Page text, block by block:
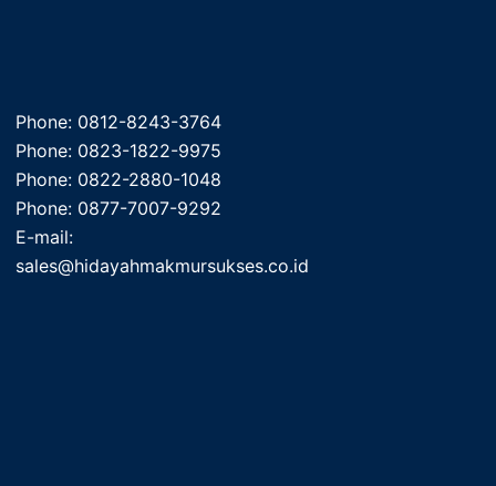
Phone: 0812-8243-3764
Phone: 0823-1822-9975
Phone: 0822-2880-1048
Phone: 0877-7007-9292
E-mail:
sales@hidayahmakmursukses.co.id